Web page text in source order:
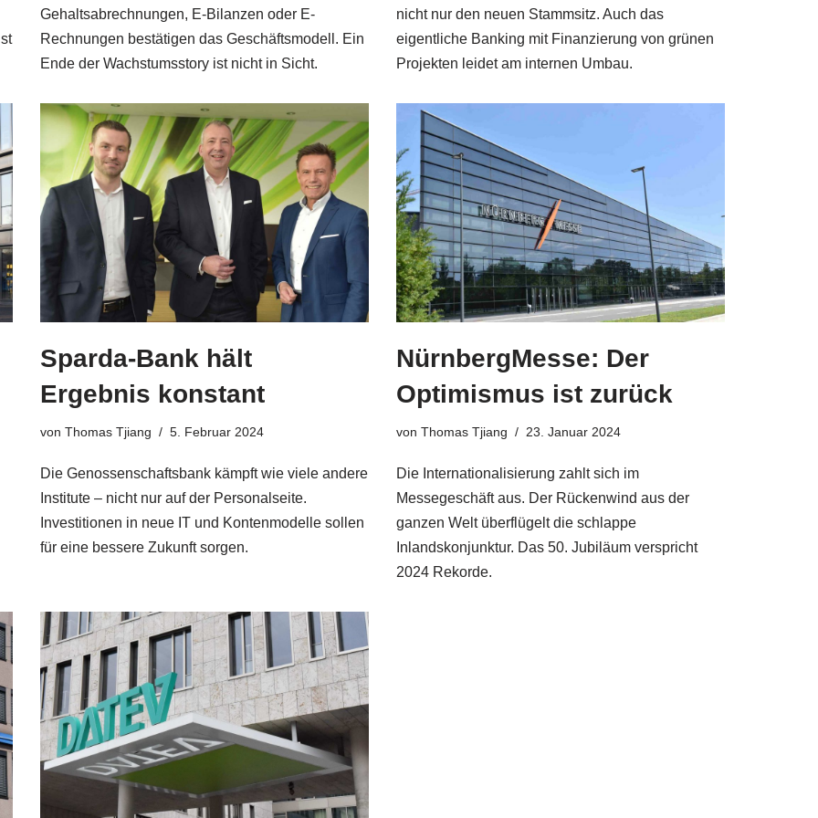
Gehaltsabrechnungen, E-Bilanzen oder E-
Rechnungen bestätigen das Geschäftsmodell. Ein
Ende der Wachstumsstory ist nicht in Sicht.
nicht nur den neuen Stammsitz. Auch das
eigentliche Banking mit Finanzierung von grünen
Projekten leidet am internen Umbau.
Sparda-Bank hält
Ergebnis konstant
von Thomas Tjiang 5. Februar 2024
Die Genossenschaftsbank kämpft wie viele andere
Institute – nicht nur auf der Personalseite.
Investitionen in neue IT und Kontenmodelle sollen
für eine bessere Zukunft sorgen.
NürnbergMesse: Der
Optimismus ist zurück
von Thomas Tjiang 23. Januar 2024
Die Internationalisierung zahlt sich im
Messegeschäft aus. Der Rückenwind aus der
ganzen Welt überflügelt die schlappe
Inlandskonjunktur. Das 50. Jubiläum verspricht
2024 Rekorde.